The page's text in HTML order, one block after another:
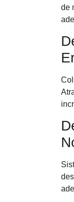
de